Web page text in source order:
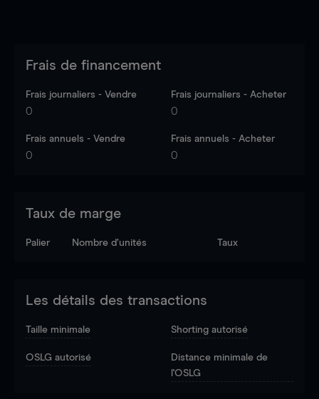
Frais de financement
Frais journaliers - Vendre
0
Frais journaliers - Acheter
0
Frais annuels - Vendre
0
Frais annuels - Acheter
0
Taux de marge
Palier Nombre d’unités Taux
Les détails des transactions
Taille minimale Shorting autorisé
OSLG autorisé
Distance minimale de
l'OSLG